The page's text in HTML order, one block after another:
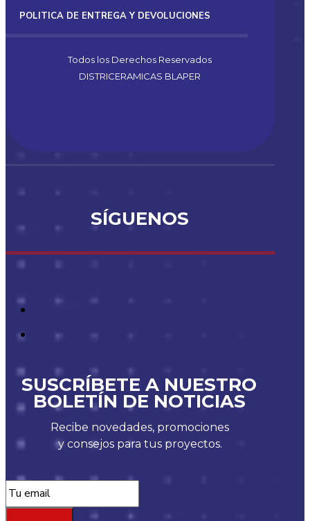
POLITICA DE ENTREGA Y DEVOLUCIONES
Todos los Derechos Reservados
DISTRICERAMICAS BLAPER
SÍGUENOS
SUSCRÍBETE A NUESTRO
BOLETÍN DE NOTICIAS
Recibe novedades, promociones
y consejos para tus proyectos.